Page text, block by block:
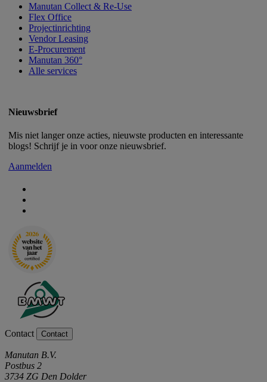
Manutan Collect & Re-Use
Flex Office
Projectinrichting
Vendor Leasing
E-Procurement
Manutan 360°
Alle services
Nieuwsbrief
Mis niet langer onze acties, nieuwste producten en interessante
blogs! Schrijf je in voor onze nieuwsbrief.
Aanmelden
Contact Contact
Manutan B.V.
Postbus 2
3734 ZG Den Dolder